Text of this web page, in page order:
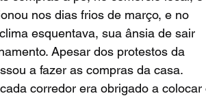
nos dias frios de março, e no
esquentava, sua ânsia de sair
Apesar dos protestos da
a fazer as compras da casa.